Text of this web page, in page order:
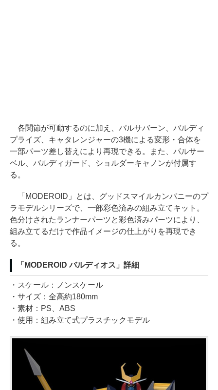
各関節が可動するのに加え、パルサバーン、バルディ
プライズ、キャタレンジャーの3機による変形・合体を
一部パーツ差し替えにより再現できる。また、パルサー
ベル、バルディガード、ショルダーキャノンが付属す
る。
「MODEROID」とは、グッドスマイルカンパニーのプ
ラモデルシリーズで、一部彩色済みの組み立てキット。
色分けされたランナーパーツと彩色済みパーツにより、
組み立てるだけで作品イメージの仕上がりを再現でき
る。
「MODEROID バルディオス」詳細
・スケール：ノンスケール
・サイズ：全高約180mm
・素材：PS、ABS
・使用：組み立て式プラスチックモデル